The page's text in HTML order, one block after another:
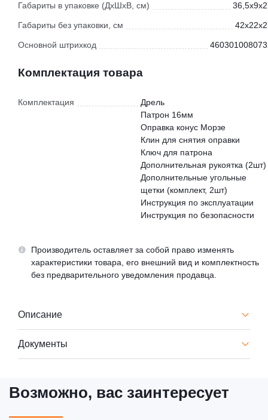
Габариты в упаковке (ДхШхВ, см)
Габариты без упаковки, см
Основной штрихкод
Комплектация товара
Комплектация
Дрель
Патрон 16мм
Оправка конус Морзе
Клин для снятия оправки
Ключ для патрона
Дополнительная рукоятка (2шт)
Дополнительные угольные
щетки (комплект, 2шт)
Инструкция по эксплуатации
Инструкция по безопасности
Производитель оставляет за собой право изменять
характеристики товара, его внешний вид и комплектность
без предварительного уведомления продавца.
Описание
Документы
Возможно, вас заинтересует